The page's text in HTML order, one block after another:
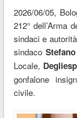
2026/06/05,
212° dell’Arma
sindaci e
sindaco
Locale,
gonfalone
civile.